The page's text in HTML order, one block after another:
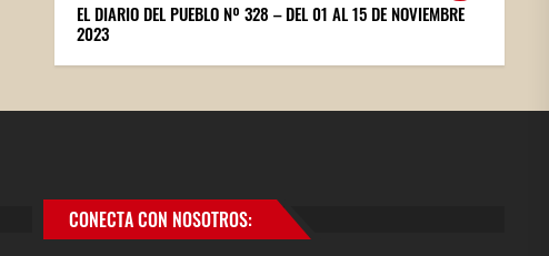
EL DIARIO DEL PUEBLO Nº 328 – DEL 01 AL 15 DE NOVIEMBRE
2023
CONECTA CON NOSOTROS: